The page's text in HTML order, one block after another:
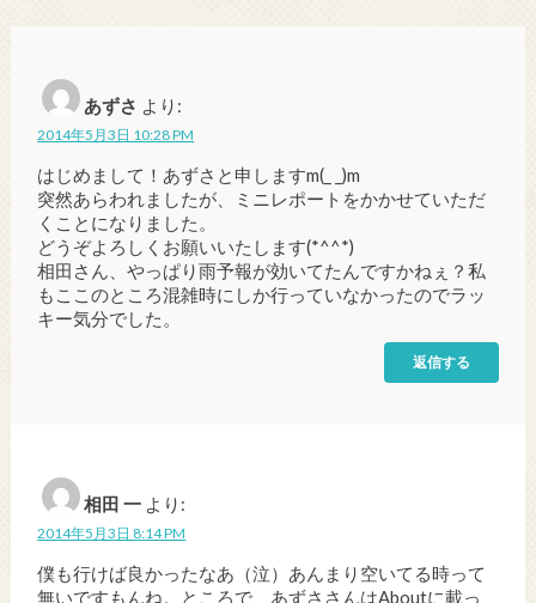
あずさ より:
2014年5月3日 10:28 PM
はじめまして！あずさと申しますm(_ _)m
突然あらわれましたが、ミニレポートをかかせていただ
くことになりました。
どうぞよろしくお願いいたします(*^^*)
相田さん、やっぱり雨予報が効いてたんですかねぇ？私
もここのところ混雑時にしか行っていなかったのでラッ
キー気分でした。
返信する
相田 一 より:
2014年5月3日 8:14 PM
僕も行けば良かったなあ（泣）あんまり空いてる時って
無いですもんね。ところで、あずささんはAboutに載っ